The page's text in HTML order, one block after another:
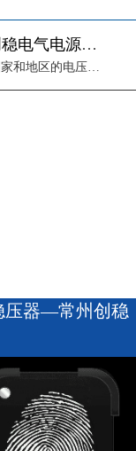
出口变压器380V转200V 创稳电气电源转换方案
在国际贸易和设备出口中，不同国家和地区的电压标准差异，往往成为设备正常运行的一大障碍。以中国常见的三相380V电网为例，许多出口到日本及部分海外市场的 ...
压器—常州创稳